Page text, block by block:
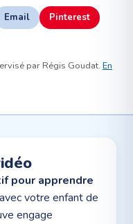
Email Pinterest
par Régis Goudat. En
pour apprendre
avec votre enfant de
engage